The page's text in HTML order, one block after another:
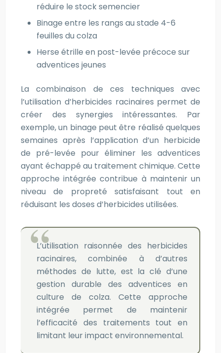
réduire le stock semencier
Binage entre les rangs au stade 4-6
feuilles du colza
Herse étrille en post-levée précoce sur
adventices jeunes
La combinaison de ces techniques avec
l’utilisation d’herbicides racinaires permet de
créer des synergies intéressantes. Par
exemple, un binage peut être réalisé quelques
semaines après l’application d’un herbicide
de pré-levée pour éliminer les adventices
ayant échappé au traitement chimique. Cette
approche intégrée contribue à maintenir un
niveau de propreté satisfaisant tout en
réduisant les doses d’herbicides utilisées.
L’utilisation raisonnée des herbicides
racinaires, combinée à d’autres
méthodes de lutte, est la clé d’une
gestion durable des adventices en
culture de colza. Cette approche
intégrée permet de maintenir
l’efficacité des traitements tout en
limitant leur impact environnemental.